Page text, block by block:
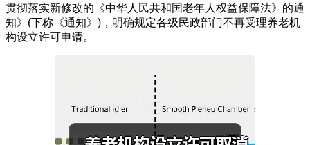
贯彻落实新修改的《中华人民共和国老年人权益保障法》的通
知》(下称《通知》)，明确规定各级民政部门不再受理养老机
构设立许可申请。